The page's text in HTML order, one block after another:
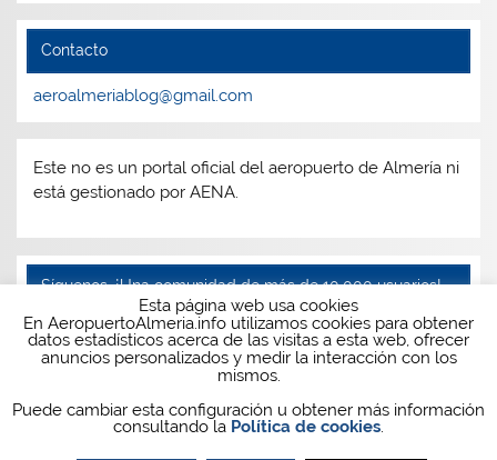
Contacto
aeroalmeriablog@gmail.com
Este no es un portal oficial del aeropuerto de Almería ni
está gestionado por AENA.
Síguenos, ¡Una comunidad de más de 10.000 usuarios!
Facebook
TwitterInstagramTelegram
Esta página web usa cookies
En AeropuertoAlmeria.info utilizamos cookies para obtener
datos estadísticos acerca de las visitas a esta web, ofrecer
anuncios personalizados y medir la interacción con los
mismos.
Puede cambiar esta configuración u obtener más información
consultando la Política de cookies.